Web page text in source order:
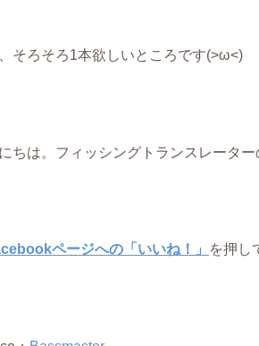
そろそろ1本欲しいところです(>ω<)
ちは。フィッシングトランスレータ
ページへの「いいね！」 を押し